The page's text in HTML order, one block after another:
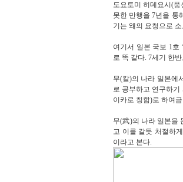
도요토미 히데요시(
못한 만행을 7년을 통
기는 왜의 요청으로
여기서 일본 국보 1호 ‘
로 똑 같다. 7세기 한
무(칼)의 나라 일본에
로 공부하고 연구하
이카로 칭함)로 하여
무(武)의 나라 일본을
고 이를 갈듯 처절하
이라고 본다.